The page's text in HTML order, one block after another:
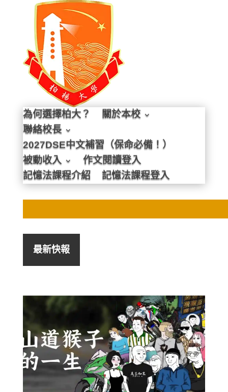
為何選擇柏大？
關於本校
聯絡校長
2027DSE中文補習（保命必備！）
被動收入
作文閱讀登入
記憶法課程介紹
記憶法課程登入
最新快報